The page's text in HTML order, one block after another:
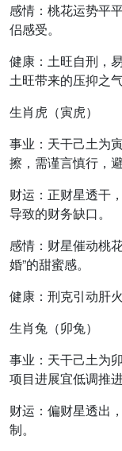
感情 ：桃花运势平
侣感受。
健康 ： 土旺自刑，
土旺带来的压抑之气
生肖虎（寅虎）
事业 ：天干己土为
擦，需谨言慎行，
财运 ： 正财星透干
导致的财务缺口。
感情 ： 财星催动桃
婚”的甜蜜感。
健康 ： 刑克引动肝火
生肖兔（卯兔）
事业 ：天干己土为
项目进展宜低调推
财运 ： 偏财星透出
制。